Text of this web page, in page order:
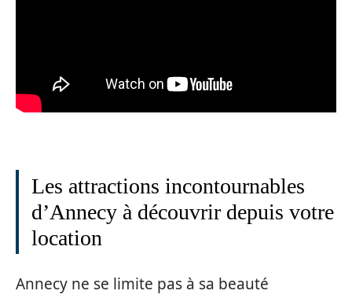
Les attractions incontournables
d’Annecy à découvrir depuis votre
location
Annecy ne se limite pas à sa beauté